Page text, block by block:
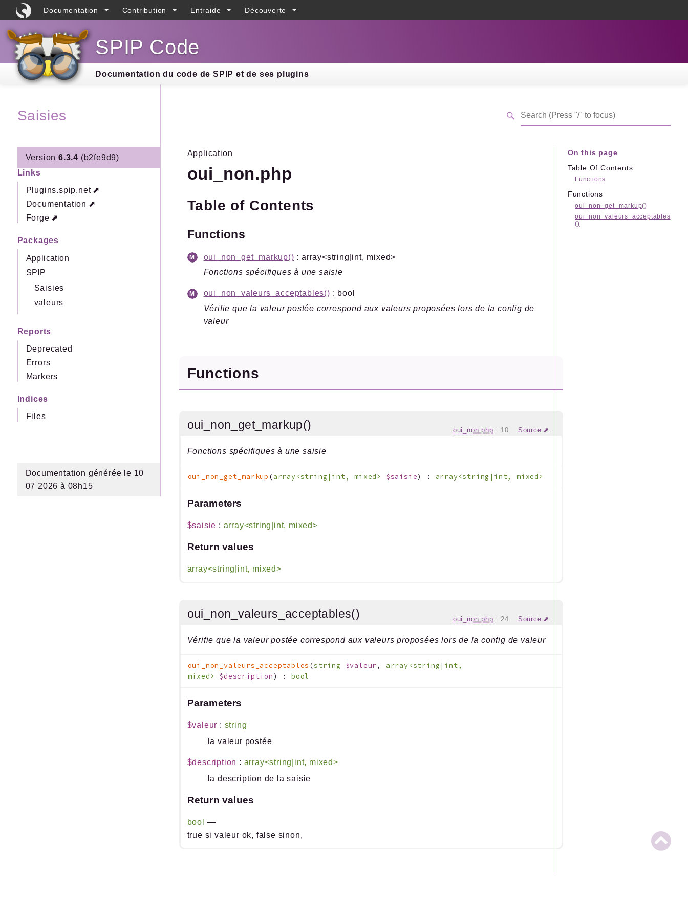
Documentation Contribution Entraide Découverte
SPIP Code
Documentation du code de SPIP et de ses plugins
Saisies
Version 6.3.4 (b2fe9d9)
Links
Plugins.spip.net
Documentation
Forge
Packages
Application
SPIP
Saisies
valeurs
Reports
Deprecated
Errors
Markers
Indices
Files
Documentation générée le 10
07 2026 à 08h15
Application
oui_non.php
Table of Contents
Functions
oui_non_get_markup() : array<string|int, mixed>
Fonctions spécifiques à une saisie
oui_non_valeurs_acceptables() : bool
Vérifie que la valeur postée correspond aux valeurs proposées lors de la config de
valeur
Functions
oui_non_get_markup() oui_non.php : 10 Source
Fonctions spécifiques à une saisie
oui_non_get_markup (array<string|int, mixed> $saisie) : array<string|int, mixed>
Parameters
$saisie : array<string|int, mixed>
Return values
array<string|int, mixed>
oui_non_valeurs_acceptables() oui_non.php : 24 Source
Vérifie que la valeur postée correspond aux valeurs proposées lors de la config de valeur
oui_non_valeurs_acceptables (string $valeur, array<string|int,
mixed> $description) : bool
Parameters
$valeur : string
la valeur postée
$description : array<string|int, mixed>
la description de la saisie
Return values
bool
—
true si valeur ok, false sinon,
On this page
Table Of Contents
Functions
Functions
oui_non_get_markup()
oui_non_valeurs_acceptables
()
Search results